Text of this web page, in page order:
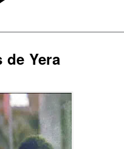
de Yera